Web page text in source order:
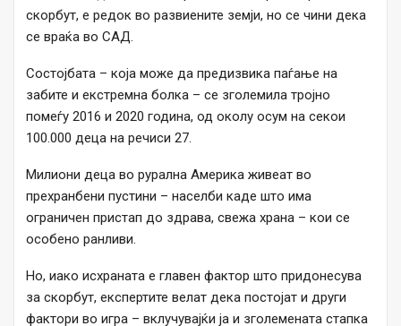
скорбут, е редок во развиените земји, но се чини дека
се враќа во САД.
Состојбата – која може да предизвика паѓање на
забите и екстремна болка – се зголемила тројно
помеѓу 2016 и 2020 година, од околу осум на секои
100.000 деца на речиси 27.
Милиони деца во рурална Америка живеат во
прехранбени пустини – населби каде што има
ограничен пристап до здрава, свежа храна – кои се
особено ранливи.
Но, иако исхраната е главен фактор што придонесува
за скорбут, експертите велат дека постојат и други
фактори во игра – вклучувајќи ја и зголемената стапка